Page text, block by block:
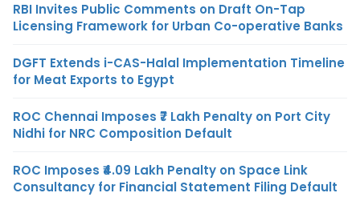
RBI Invites Public Comments on Draft On-Tap
Licensing Framework for Urban Co-operative Banks
DGFT Extends i-CAS-Halal Implementation Timeline
for Meat Exports to Egypt
ROC Chennai Imposes ₹7 Lakh Penalty on Port City
Nidhi for NRC Composition Default
ROC Imposes ₹4.09 Lakh Penalty on Space Link
Consultancy for Financial Statement Filing Default